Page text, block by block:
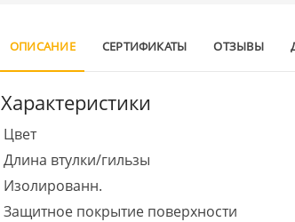
ОПИСАНИЕ СЕРТИФИКАТЫ ОТЗЫВЫ
Характеристики
Цвет
Длина втулки/гильзы
Изолированн.
Защитное покрытие поверхности